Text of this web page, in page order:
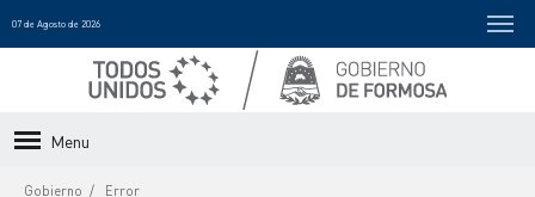
07 de Agosto de 2026
Menu
Gobierno Error